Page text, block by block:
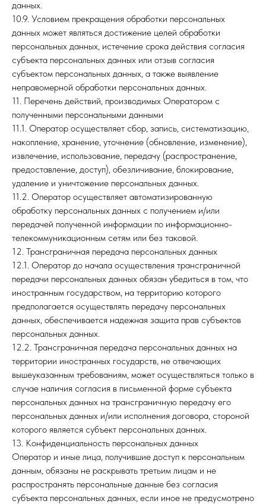
данных.
10.9. Условием прекращения обработки персональных
данных может являться достижение целей обработки
персональных данных, истечение срока действия согласия
субъекта персональных данных или отзыв согласия
субъектом персональных данных, а также выявление
неправомерной обработки персональных данных.
11. Перечень действий, производимых Оператором с
полученными персональными данными
11.1. Оператор осуществляет сбор, запись, систематизацию,
накопление, хранение, уточнение (обновление, изменение),
извлечение, использование, передачу (распространение,
предоставление, доступ), обезличивание, блокирование,
удаление и уничтожение персональных данных.
11.2. Оператор осуществляет автоматизированную
обработку персональных данных с получением и/или
передачей полученной информации по информационно-
телекоммуникационным сетям или без таковой.
12. Трансграничная передача персональных данных
12.1. Оператор до начала осуществления трансграничной
передачи персональных данных обязан убедиться в том, что
иностранным государством, на территорию которого
предполагается осуществлять передачу персональных
данных, обеспечивается надежная защита прав субъектов
персональных данных.
12.2. Трансграничная передача персональных данных на
территории иностранных государств, не отвечающих
вышеуказанным требованиям, может осуществляться только в
случае наличия согласия в письменной форме субъекта
персональных данных на трансграничную передачу его
персональных данных и/или исполнения договора, стороной
которого является субъект персональных данных.
13. Конфиденциальность персональных данных
Оператор и иные лица, получившие доступ к персональным
данным, обязаны не раскрывать третьим лицам и не
распространять персональные данные без согласия
субъекта персональных данных, если иное не предусмотрено